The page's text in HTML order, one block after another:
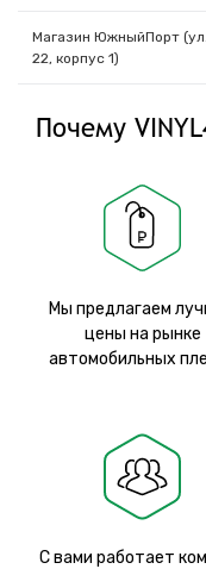
Магазин ЮжныйПорт
22, корпус 1)
Почему
Мы предлагаем
цены на рынке
автомобильных
С вами работает